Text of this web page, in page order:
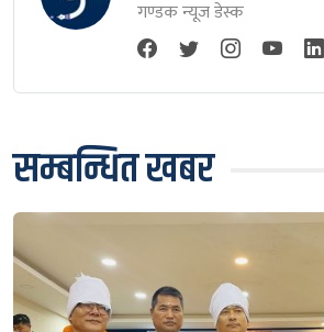
गण्डक न्यूज डेस्क
सम्बन्धित खबर